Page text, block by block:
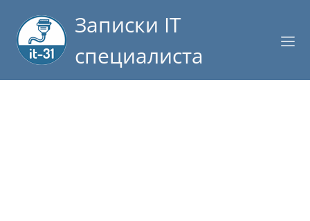
Записки IT
специалиста